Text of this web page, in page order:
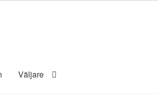
Väljare